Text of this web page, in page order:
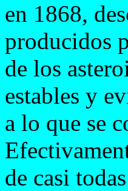
en 1868,
producidos
de los
estables y
a lo que se
de casi